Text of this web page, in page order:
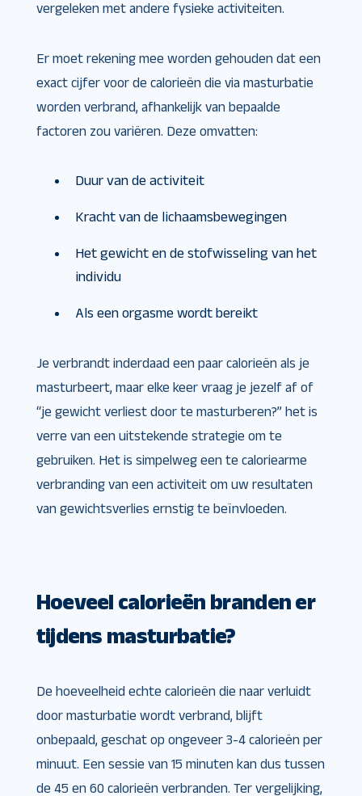
vergeleken met andere fysieke activiteiten.
Er moet rekening mee worden gehouden dat een
exact cijfer voor de calorieën die via masturbatie
worden verbrand, afhankelijk van bepaalde
factoren zou variëren. Deze omvatten:
Duur van de activiteit
Kracht van de lichaamsbewegingen
Het gewicht en de stofwisseling van het
individu
Als een orgasme wordt bereikt
Je verbrandt inderdaad een paar calorieën als je
masturbeert, maar elke keer vraag je jezelf af of
“je gewicht verliest door te masturberen?” het is
verre van een uitstekende strategie om te
gebruiken. Het is simpelweg een te caloriearme
verbranding van een activiteit om uw resultaten
van gewichtsverlies ernstig te beïnvloeden.
Hoeveel calorieën branden er
tijdens masturbatie?
De hoeveelheid echte calorieën die naar verluidt
door masturbatie wordt verbrand, blijft
onbepaald, geschat op ongeveer 3-4 calorieën per
minuut. Een sessie van 15 minuten kan dus tussen
de 45 en 60 calorieën verbranden. Ter vergelijking,